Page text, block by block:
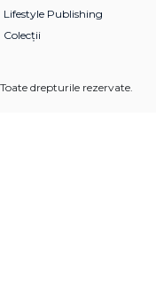
Lifestyle Publishing
Colecții
drepturile rezervate.